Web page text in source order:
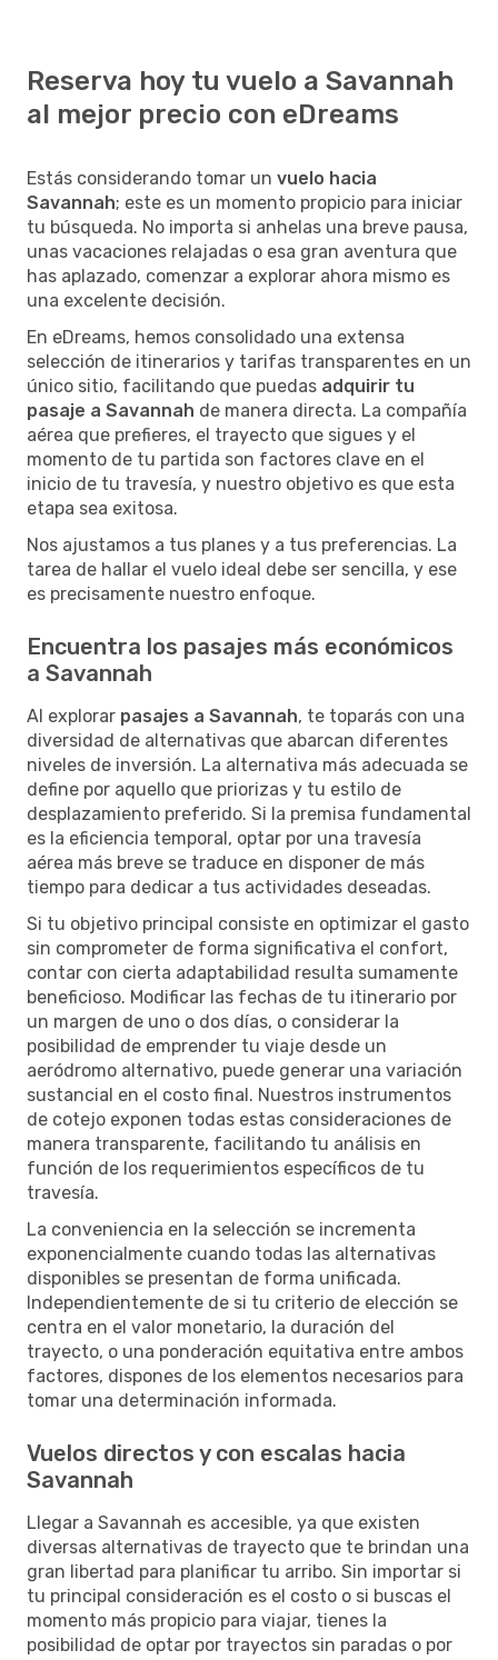
Reserva hoy tu vuelo a Savannah
al mejor precio con eDreams
Estás considerando tomar un vuelo hacia
Savannah; este es un momento propicio para iniciar
tu búsqueda. No importa si anhelas una breve pausa,
unas vacaciones relajadas o esa gran aventura que
has aplazado, comenzar a explorar ahora mismo es
una excelente decisión.
En eDreams, hemos consolidado una extensa
selección de itinerarios y tarifas transparentes en un
único sitio, facilitando que puedas adquirir tu
pasaje a Savannah de manera directa. La compañía
aérea que prefieres, el trayecto que sigues y el
momento de tu partida son factores clave en el
inicio de tu travesía, y nuestro objetivo es que esta
etapa sea exitosa.
Nos ajustamos a tus planes y a tus preferencias. La
tarea de hallar el vuelo ideal debe ser sencilla, y ese
es precisamente nuestro enfoque.
Encuentra los pasajes más económicos
a Savannah
Al explorar pasajes a Savannah, te toparás con una
diversidad de alternativas que abarcan diferentes
niveles de inversión. La alternativa más adecuada se
define por aquello que priorizas y tu estilo de
desplazamiento preferido. Si la premisa fundamental
es la eficiencia temporal, optar por una travesía
aérea más breve se traduce en disponer de más
tiempo para dedicar a tus actividades deseadas.
Si tu objetivo principal consiste en optimizar el gasto
sin comprometer de forma significativa el confort,
contar con cierta adaptabilidad resulta sumamente
beneficioso. Modificar las fechas de tu itinerario por
un margen de uno o dos días, o considerar la
posibilidad de emprender tu viaje desde un
aeródromo alternativo, puede generar una variación
sustancial en el costo final. Nuestros instrumentos
de cotejo exponen todas estas consideraciones de
manera transparente, facilitando tu análisis en
función de los requerimientos específicos de tu
travesía.
La conveniencia en la selección se incrementa
exponencialmente cuando todas las alternativas
disponibles se presentan de forma unificada.
Independientemente de si tu criterio de elección se
centra en el valor monetario, la duración del
trayecto, o una ponderación equitativa entre ambos
factores, dispones de los elementos necesarios para
tomar una determinación informada.
Vuelos directos y con escalas hacia
Savannah
Llegar a Savannah es accesible, ya que existen
diversas alternativas de trayecto que te brindan una
gran libertad para planificar tu arribo. Sin importar si
tu principal consideración es el costo o si buscas el
momento más propicio para viajar, tienes la
posibilidad de optar por trayectos sin paradas o por